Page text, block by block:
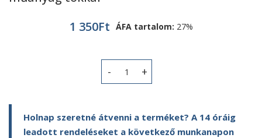
1 350Ft ÁFA tartalom: 27%
Elysium TP100 Galinstan
Holnap szeretné átvenni a terméket? A 14 óráig
leadott rendeléseket a következő munkanapon